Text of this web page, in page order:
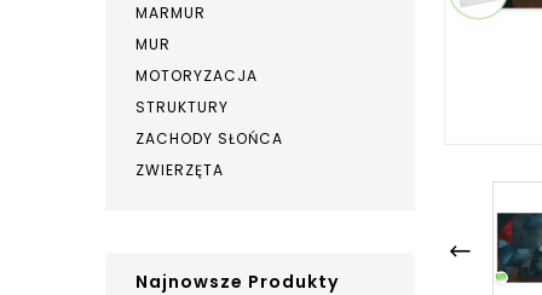
MARMUR
MUR
MOTORYZACJA
STRUKTURY
ZACHODY SŁOŃCA
ZWIERZĘTA
Najnowsze Produkty